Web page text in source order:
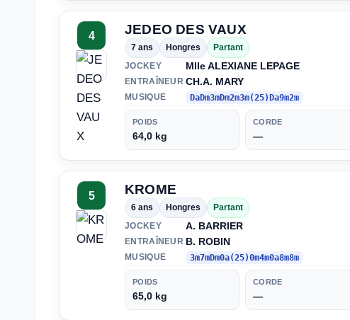
4 JEDEO DES VAUX
7 ans Hongres
Partant
JOCKEY
Mlle ALEXIANE LEPAGE
ENTRAÎNEUR CH.A. MARY
MUSIQUE DaDm3mDm2m3m(25)Da9m2m
POIDS
64,0 kg
CORDE
—
5 KROME
6 ans Hongres
Partant
JOCKEY
A. BARRIER
ENTRAÎNEUR B. ROBIN
MUSIQUE 3m7mDm0a(25)0m4m0a8m8m
POIDS
65,0 kg
CORDE
—